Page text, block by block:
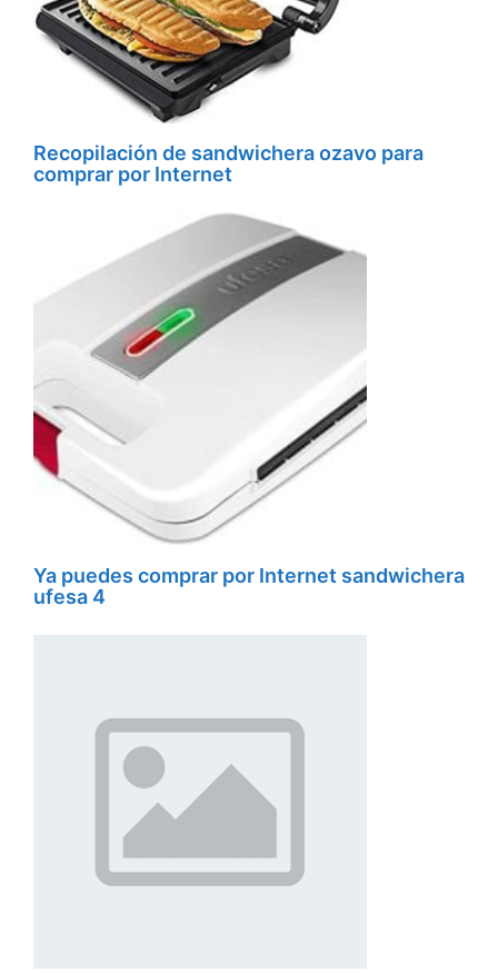
Recopilación de sandwichera ozavo para
comprar por Internet
Ya puedes comprar por Internet sandwichera
ufesa 4